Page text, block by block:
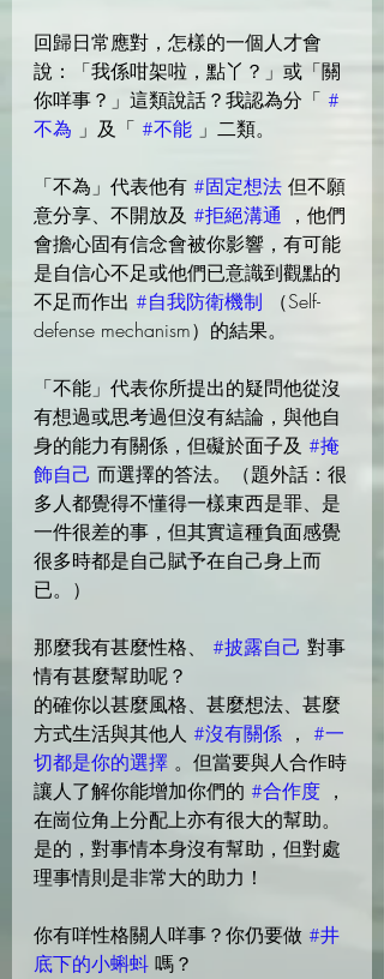
回歸日常應對，怎樣的一個人才會
說：「我係咁架啦，點丫？」或「關
你咩事？」這類說話？我認為分「 #
不為 」及「 #不能 」二類。
「不為」代表他有 #固定想法 但不願
意分享、不開放及 #拒絕溝通 ，他們
會擔心固有信念會被你影響，有可能
是自信心不足或他們已意識到觀點的
不足而作出 #自我防衛機制 （Self-
defense mechanism）的結果。
「不能」代表你所提出的疑問他從沒
有想過或思考過但沒有結論，與他自
身的能力有關係，但礙於面子及 #掩
飾自己 而選擇的答法。（題外話：很
多人都覺得不懂得一樣東西是罪、是
一件很差的事，但其實這種負面感覺
很多時都是自己賦予在自己身上而
已。）
那麼我有甚麼性格、 #披露自己 對事
情有甚麼幫助呢？
的確你以甚麼風格、甚麼想法、甚麼
方式生活與其他人 #沒有關係 ， #一
切都是你的選擇 。但當要與人合作時
讓人了解你能增加你們的 #合作度 ，
在崗位角上分配上亦有很大的幫助。
是的，對事情本身沒有幫助，但對處
理事情則是非常大的助力！
你有咩性格關人咩事？你仍要做 #井
底下的小蝌蚪 嗎？